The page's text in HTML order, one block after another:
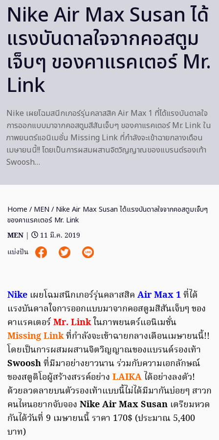
Nike Air Max Susan ได้
แรงบันดาลใจจากคอสตูม
เจ็บๆ ของคาแรคเตอร์ Mr.
Link
Nike เผยโฉมสนีกเกอร์รุ่นคลาสสิค Air Max 1 ที่ได้แรงบันดาลใจ
การออกแบบมาจากคอสตูมสีสันเจ็บๆ ของคาแรคเตอร์ Mr. Link ใน
ภาพยนตร์แอนิเมชั่น Missing Link ที่กำลังจะเข้าฉายกลางเดือน
เมษายนนี้!! โดยเป็นการผสมผสานจิตวิญญาณของแบรนด์รองเท้า
Swoosh…
Home / MEN / Nike Air Max Susan ได้แรงบันดาลใจจากคอสตูมเจ็บๆ
ของคาแรคเตอร์ Mr. Link
MEN |
11 มี.ค. 2019
แบ่งปัน
Nike เผยโฉมสนีกเกอร์รุ่นคลาสสิค Air Max 1ที่ได้
แรงบันดาลใจการออกแบบมาจากคอสตูมสีสันเจ็บๆ ของ
คาแรคเตอร์Mr. Linkในภาพยนตร์แอนิเมชั่น
Missing Linkที่กำลังจะเข้าฉายกลางเดือนเมษายนนี้!!
โดยเป็นการผสมผสานจิตวิญญาณของแบรนด์รองเท้า
Swooshที่มีมาอย่างยาวนาน ร่วมกับความเอกลักษณ์
ของสตูดิโอผู้สร้างสรรค์อย่าง LAIKA ได้อย่างลงตัว!
ด้วยลวดลายบนตัวรองเท้าแบบนี้ไม่ได้มีมากันบ่อยๆ สาวก
คนไหนอยากจับจอง Nike Air Max Susan เตรียมหวด
กันได้วันที่ 9 เมษายนนี้ ราคา 170$ (ประมาณ 5,400
บาท)